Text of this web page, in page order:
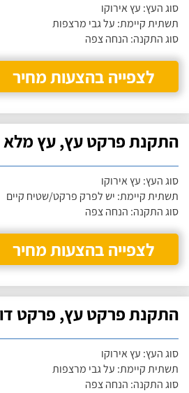
סוג העץ: עץ אירוקו
תשתית קיימת: על גבי מרצפות
סוג התקנה: הנחה צפה
לצפייה בהצעות מחיר
התקנת פרקט עץ, עץ מלא -
סוג העץ: עץ אירוקו
תשתית קיימת: יש לפרק פרקט/שטיח קיים
סוג התקנה: הנחה צפה
לצפייה בהצעות מחיר
התקנת פרקט עץ, פרקט
סוג העץ: עץ אירוקו
תשתית קיימת: על גבי מרצפות
סוג התקנה: הנחה צפה